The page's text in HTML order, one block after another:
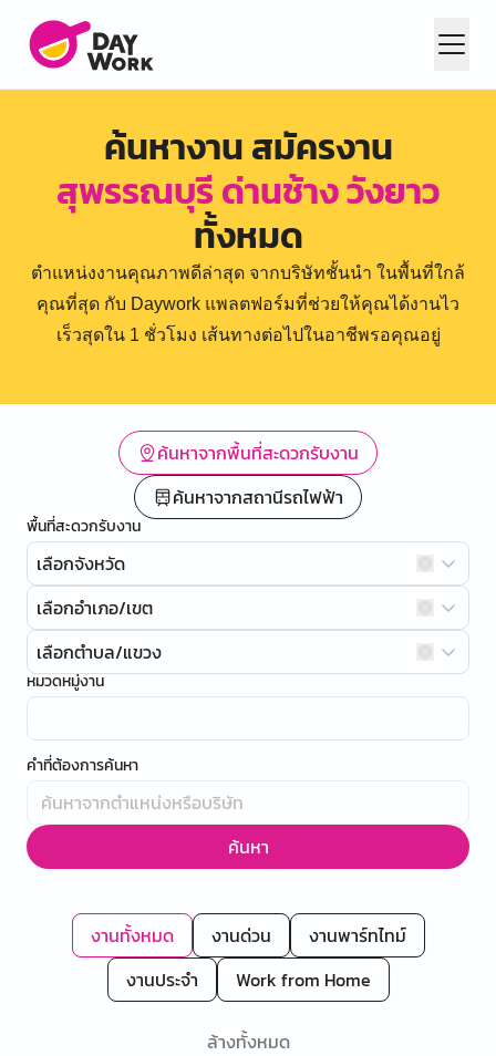
ค้นหางาน สมัครงาน
สุพรรณบุรี ด่านช้าง วังยาว
ทั้งหมด
ตำแหน่งงานคุณภาพดีล่าสุด จากบริษัทชั้นนำ ในพื้นที่ใกล้
คุณที่สุด กับ Daywork แพลตฟอร์มที่ช่วยให้คุณได้งานไว
เร็วสุดใน 1 ชั่วโมง เส้นทางต่อไปในอาชีพรอคุณอยู่
ค้นหาจากพื้นที่สะดวกรับงาน
ค้นหาจากสถานีรถไฟฟ้า
พื้นที่สะดวกรับงาน
เลือกจังหวัด
เลือกอำเภอ/เขต
เลือกตำบล/แขวง
หมวดหมู่งาน
คำที่ต้องการค้นหา
ค้นหา
งานทั้งหมด งานด่วน
งานพาร์ทไทม์
งานประจำ
Work from Home
ล้างทั้งหมด